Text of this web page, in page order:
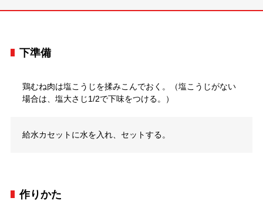
下準備
鶏むね肉は塩こうじを揉みこんでおく。（塩こうじがない
場合は、塩大さじ1/2で下味をつける。）
給水カセットに水を入れ、セットする。
作りかた